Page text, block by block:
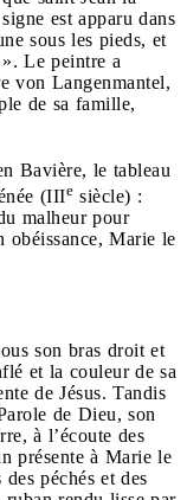
est apparu dans
sous les pieds, et
Le peintre a
von Langenmantel,
de sa famille,
Bavière, le tableau
(IIIe siècle) :
malheur pour
obéissance, Marie le
son bras droit et
et la couleur de sa
de Jésus. Tandis
de Dieu, son
à l’écoute des
présente à Marie le
péchés et des